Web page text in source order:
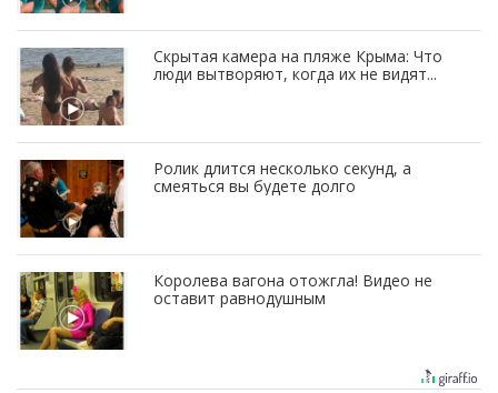
Скрытая камера на пляже Крыма: Что
люди вытворяют, когда их не видят...
Ролик длится несколько секунд, а
смеяться вы будете долго
Королева вагона отожгла! Видео не
оставит равнодушным